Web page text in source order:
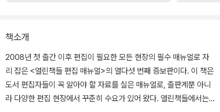
책소개
2008년 첫 출간 이후 편집이 필요한 모든 현장의 필수 매뉴얼로 자
리 잡은 <열린책들 편집 매뉴얼>의 열다섯 번째 증보판이다. 이 책은
도서 편집자들이 꼭 알아야 할 자료를 실은 매뉴얼로, 출판계뿐 아니
라 다양한 편집 현장에서 꾸준히 수요가 있어 왔다. 열린책들에서는